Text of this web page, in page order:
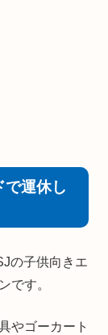
で運休し
の子供向きエ
です。
やゴーカート